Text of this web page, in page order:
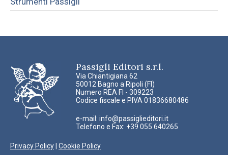
Passigli Editori s.r.l.
Via Chiantigiana 62
50012 Bagno a Ripoli (FI)
Numero REA FI - 309223
Codice fiscale e PIVA 01836680486
e-mail: info@passiglieditori.it
Telefono e Fax: +39 055 640265
Privacy Policy Cookie Policy